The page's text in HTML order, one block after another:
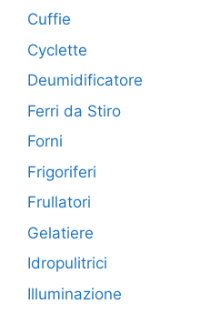
Cuffie
Cyclette
Deumidificatore
Ferri da Stiro
Forni
Frigoriferi
Frullatori
Gelatiere
Idropulitrici
Illuminazione